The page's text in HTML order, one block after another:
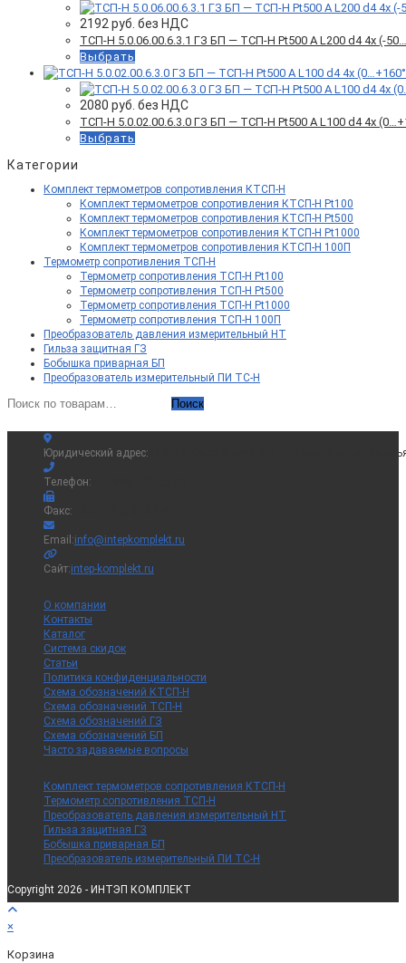
2192руб. без НДС
ТСП-Н 5.0.06.00.6.3.1 ГЗ БП — ТСП-Н Pt500 A L200 d4 4x (-
Выбрать
2080 руб. без НДС
ТСП-Н 5.0.02.00.6.3.0 ГЗ БП — ТСП-Н Pt500 A L100 d4 4x
Выбрать
Категории
Комплект термометров сопротивления КТСП-Н
Комплект термометров сопротивления КТСП-Н Pt100
Комплект термометров сопротивления КТСП-Н Pt500
Комплект термометров сопротивления КТСП-Н Pt1000
Комплект термометров сопротивления КТСП-Н 100П
Термометр сопротивления ТСП-Н
Термометр сопротивления ТСП-Н Pt100
Термометр сопротивления ТСП-Н Pt500
Термометр сопротивления ТСП-Н Pt1000
Термометр сопротивления ТСП-Н 100П
Преобразователь давления измерительный НТ
Гильза защитная ГЗ
Бобышка приварная БП
Преобразователь измерительный ПИ ТС-Н
Искать:
Поиск
Юридический адрес: 214036, Смоленская обл., г. Смоленск, ул.
Телефон:
Факс:
Email:info@intepkomplekt.ru
Сайт:intep-komplekt.ru
О компании
Контакты
Каталог
Система скидок
Статьи
Политика конфиденциальности
Схема обозначений КТСП-Н
Схема обозначений ТСП-Н
Схема обозначений ГЗ
Схема обозначений БП
Часто задаваемые вопросы
Комплект термометров сопротивления КТСП-Н
Термометр сопротивления ТСП-Н
Преобразователь давления измерительный НТ
Гильза защитная ГЗ
Бобышка приварная БП
Преобразователь измерительный ПИ ТС-Н
Copyright 2026 - ИНТЭП КОМПЛЕКТ
×
Корзина